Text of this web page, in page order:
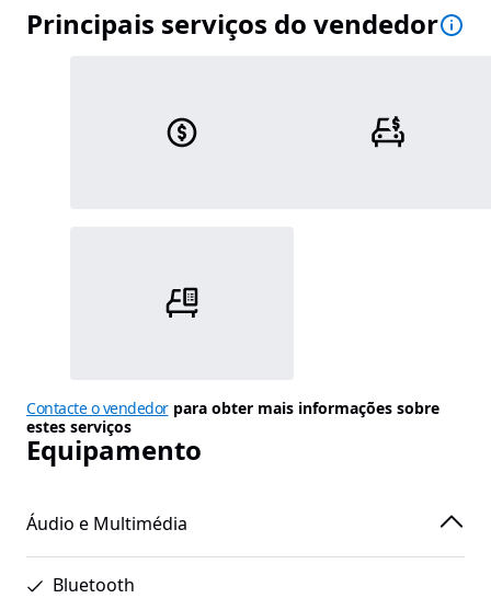
Principais serviços do vendedor
Contacte o vendedorpara obter mais informações sobre
estes serviços
Equipamento
Áudio e Multimédia
Bluetooth